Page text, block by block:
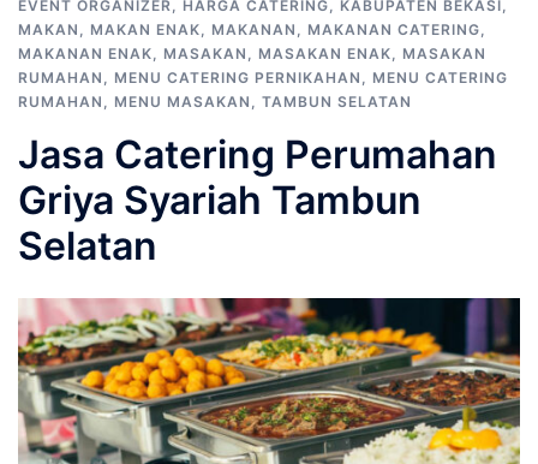
EVENT ORGANIZER, HARGA CATERING, KABUPATEN BEKASI,
MAKAN , MAKAN ENAK, MAKANAN , MAKANAN CATERING,
MAKANAN ENAK, MASAKAN , MASAKAN ENAK, MASAKAN
RUMAHAN , MENU CATERING PERNIKAHAN , MENU CATERING
RUMAHAN , MENU MASAKAN , TAMBUN SELATAN
Jasa Catering Perumahan
Griya Syariah Tambun
Selatan